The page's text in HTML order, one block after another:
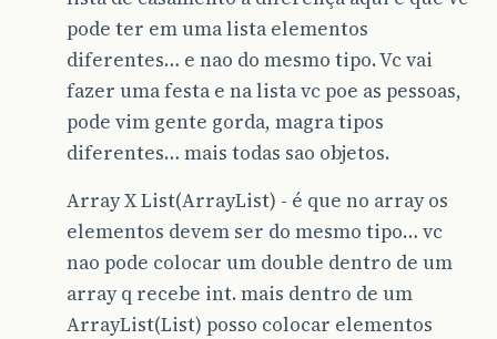
pode ter em uma lista elementos
diferentes… e nao do mesmo tipo. Vc vai
fazer uma festa e na lista vc poe as pessoas,
pode vim gente gorda, magra tipos
diferentes… mais todas sao objetos.
Array X List(ArrayList) - é que no array os
elementos devem ser do mesmo tipo… vc
nao pode colocar um double dentro de um
array q recebe int. mais dentro de um
ArrayList(List) posso colocar elementos